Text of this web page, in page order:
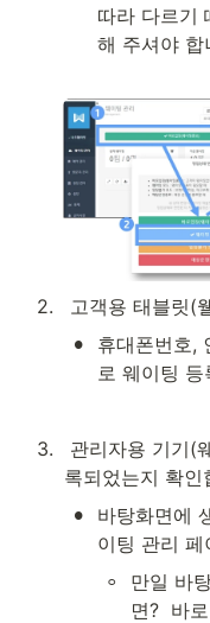
따라 다르기
해 주셔야 합
2. 고객용 태블릿(
•
휴대폰번호,
로 웨이팅
3.
록되었는지 확인
•
바탕화면에
이팅 관리 페
◦
만일 바
면?  바